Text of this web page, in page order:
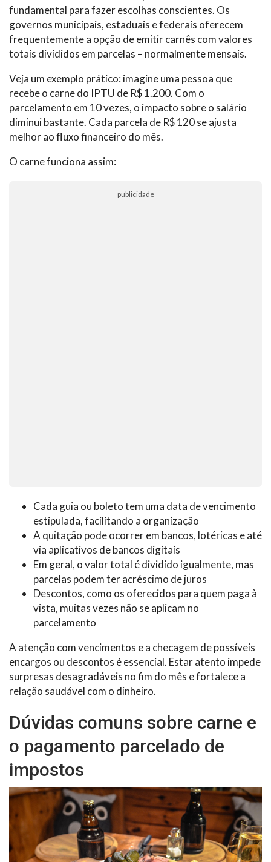
fundamental para fazer escolhas conscientes. Os
governos municipais, estaduais e federais oferecem
frequentemente a opção de emitir carnês com valores
totais divididos em parcelas – normalmente mensais.
Veja um exemplo prático: imagine uma pessoa que
recebe o carne do IPTU de R$ 1.200. Com o
parcelamento em 10 vezes, o impacto sobre o salário
diminui bastante. Cada parcela de R$ 120 se ajusta
melhor ao fluxo financeiro do mês.
O carne funciona assim:
publicidade
Cada guia ou boleto tem uma data de vencimento
estipulada, facilitando a organização
A quitação pode ocorrer em bancos, lotéricas e até
via aplicativos de bancos digitais
Em geral, o valor total é dividido igualmente, mas
parcelas podem ter acréscimo de juros
Descontos, como os oferecidos para quem paga à
vista, muitas vezes não se aplicam no
parcelamento
A atenção com vencimentos e a checagem de possíveis
encargos ou descontos é essencial. Estar atento impede
surpresas desagradáveis no fim do mês e fortalece a
relação saudável com o dinheiro.
Dúvidas comuns sobre carne e
o pagamento parcelado de
impostos